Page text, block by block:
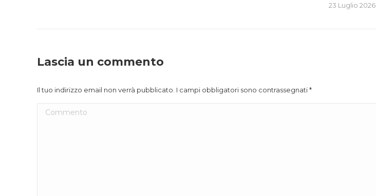
23 Luglio 2026
Lascia un commento
Il tuo indirizzo email non verrà pubblicato. I campi obbligatori sono contrassegnati*
Commento